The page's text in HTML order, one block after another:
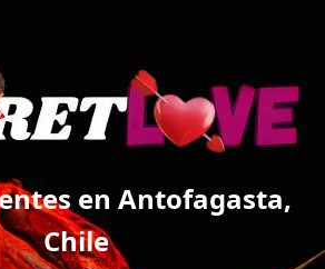
en Antofagasta,
Chile